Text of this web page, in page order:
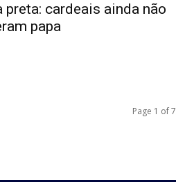
preta: cardeais ainda não
papa
Page 1 of 7